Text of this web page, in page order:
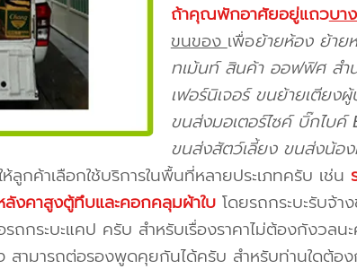
ถ้าคุณพักอาศัยอยู่แถวบา
ขนของเพื่อย้ายห้อง ย้าย
ทเม้นท์ สินค้า ออฟฟิศ สำ
เฟอร์นิเจอร์ ขนย้ายเตียง
ขนส่งมอเตอร์ไซค์ บิ๊กไบค์
ขนส่งสัตว์เลี้ยง ขนส่งน้อ
ลูกค้าเลือกใช้บริการในพื้นที่หลายประเภทครับ เช่น
งคาสูงตู้ทึบและคอกคลุมผ้าใบโดยรถกระบะรับจ้าง
กระบะแคป ครับ สำหรับเรื่องราคาไม่ต้องกังวลนะ
สามารถต่อรองพูดคุยกันได้ครับ สำหรับท่านใดต้อง